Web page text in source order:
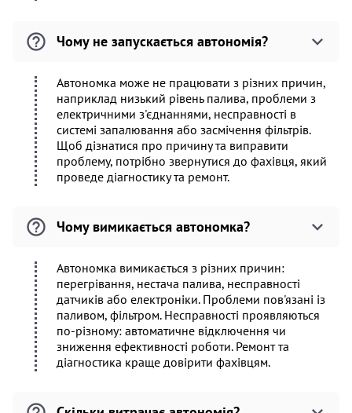
Чому не запускається автономія?
Автономка може не працювати з різних причин,
наприклад низький рівень палива, проблеми з
електричними з'єднаннями, несправності в
системі запалювання або засмічення фільтрів.
Щоб дізнатися про причину та виправити
проблему, потрібно звернутися до фахівця, який
проведе діагностику та ремонт.
Чому вимикається автономка?
Автономка вимикається з різних причин:
перегрівання, нестача палива, несправності
датчиків або електроніки. Проблеми пов'язані із
паливом, фільтром. Несправності проявляються
по-різному: автоматичне відключення чи
зниження ефективності роботи. Ремонт та
діагностика краще довірити фахівцям.